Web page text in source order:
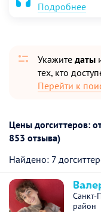
Подробнее
Укажите даты
тех, кто
Перейти к
Цены догситтеров:
853 отзыва)
Найдено: 7
Санкт-
район